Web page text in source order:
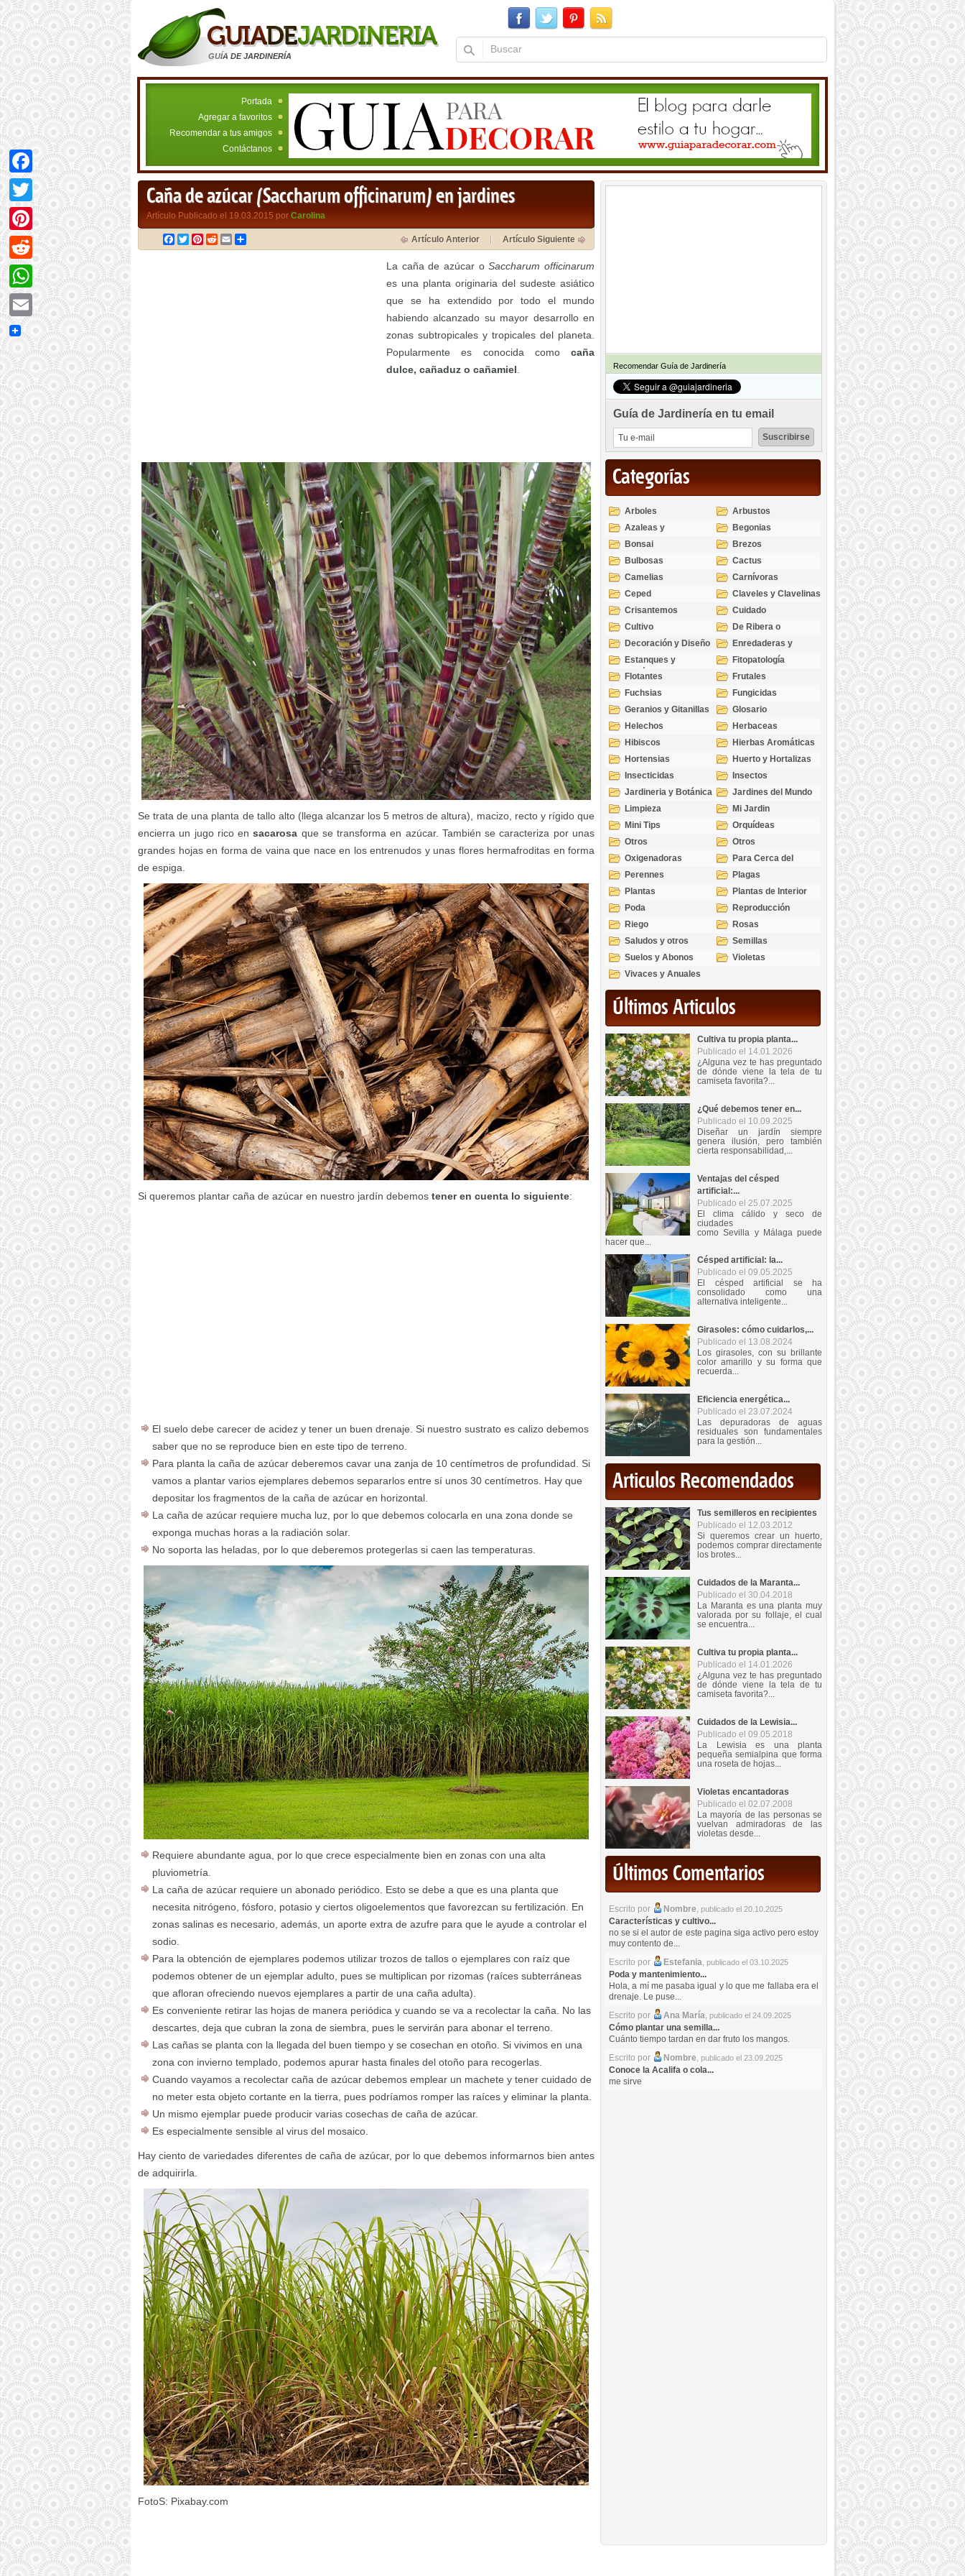
GUÍA DE JARDINERÍA
Portada
Agregar a favoritos
Recomendar a tus amigos
Contáctanos
Caña de azúcar (Saccharum officinarum) en jardines
Artículo Publicado el 19.03.2015 por Carolina
Facebook
TwitterPinterest
RedditEmail Artículo Anterior Artículo Siguiente
La caña de azúcar oSaccharum officinarum
es una planta originaria del sudeste asiático
que se ha extendido por todo el mundo
habiendo alcanzado su mayor desarrollo en
zonas subtropicales y tropicales del planeta.
Popularmente es conocida como caña
dulce, cañaduz o cañamiel
Se trata de una planta de tallo alto (llega alcanzar los 5 metros de altura), macizo, recto y rígido que
encierra un jugo rico ensacarosa que se transforma en azúcar. También se caracteriza por unas
grandes hojas en forma de vaina que nace en los entrenudos y unas flores hermafroditas en forma
de espiga.
Si queremos plantar caña de azúcar en nuestro jardín debemos tener en cuenta lo siguiente:
El suelo debe carecer de acidez y tener un buen drenaje. Si nuestro sustrato es calizo debemos
saber que no se reproduce bien en este tipo de terreno.
Para planta la caña de azúcar deberemos cavar una zanja de 10 centímetros de profundidad. Si
vamos a plantar varios ejemplares debemos separarlos entre sí unos 30 centímetros. Hay que
depositar los fragmentos de la caña de azúcar en horizontal.
La caña de azúcar requiere mucha luz, por lo que debemos colocarla en una zona donde se
exponga muchas horas a la radiación solar.
No soporta las heladas, por lo que deberemos protegerlas si caen las temperaturas.
Requiere abundante agua, por lo que crece especialmente bien en zonas con una alta
pluviometría.
La caña de azúcar requiere un abonado periódico. Esto se debe a que es una planta que
necesita nitrógeno, fósforo, potasio y ciertos oligoelementos que favorezcan su fertilización. En
zonas salinas es necesario, además, un aporte extra de azufre para que le ayude a controlar el
sodio.
Para la obtención de ejemplares podemos utilizar trozos de tallos o ejemplares con raíz que
podemos obtener de un ejemplar adulto, pues se multiplican por rizomas (raíces subterráneas
que afloran ofreciendo nuevos ejemplares a partir de una caña adulta).
Es conveniente retirar las hojas de manera periódica y cuando se va a recolectar la caña. No las
descartes, deja que cubran la zona de siembra, pues le servirán para abonar el terreno.
Las cañas se planta con la llegada del buen tiempo y se cosechan en otoño. Si vivimos en una
zona con invierno templado, podemos apurar hasta finales del otoño para recogerlas.
Cuando vayamos a recolectar caña de azúcar debemos emplear un machete y tener cuidado de
no meter esta objeto cortante en la tierra, pues podríamos romper las raíces y eliminar la planta.
Un mismo ejemplar puede producir varias cosechas de caña de azúcar.
Es especialmente sensible al virus del mosaico.
Hay ciento de variedades diferentes de caña de azúcar, por lo que debemos informarnos bien antes
de adquirirla.
FotoS: Pixabay.com
Recomendar Guía de Jardinería
Guía de Jardinería en tu email
Categorías
Arboles
Arbustos
Azaleas y
Rododendros
Begonias
Bonsai
Brezos
Bulbosas
Cactus
Camelias
Carnívoras
Ceped
Claveles y Clavelinas
Crisantemos
Cuidado
Cultivo
De Ribera o
Palustres
Decoración y Diseño
Enredaderas y
cubresuelos
Estanques y
Acuáticas
Fitopatología
Flotantes
Frutales
Fuchsias
Fungicidas
Geranios y Gitanillas
Glosario
Helechos
Herbaceas
Hibiscos
Hierbas Aromáticas
Hortensias
Huerto y Hortalizas
Insecticidas
Insectos
Jardineria y Botánica
Jardines del Mundo
Limpieza
Mi Jardin
Mini Tips
Orquídeas
Otros
Otros
Oxigenadoras
Para Cerca del
Estanque
Perennes
Plagas
Plantas
Plantas de Interior
Poda
Reproducción
Riego
Rosas
Saludos y otros
temas
Semillas
Suelos y Abonos
Violetas
Vivaces y Anuales
Últimos Articulos
Cultiva tu propia planta...
Publicado el 14.01.2026
¿Alguna vez te has preguntado
de dónde viene la tela de tu
camiseta favorita?...
¿Qué debemos tener en...
Publicado el 10.09.2025
Diseñar un jardín siempre
genera ilusión, pero también
cierta responsabilidad,...
Ventajas del césped
artificial:...
Publicado el 25.07.2025
El clima cálido y seco de
ciudades
como Sevilla y Málaga puede
hacer que...
Césped artificial: la...
Publicado el 09.05.2025
El césped artificial se ha
consolidado como una
alternativa inteligente...
Girasoles: cómo cuidarlos,...
Publicado el 13.08.2024
Los girasoles, con su brillante
color amarillo y su forma que
recuerda...
Eficiencia energética...
Publicado el 23.07.2024
Las depuradoras de aguas
residuales son fundamentales
para la gestión...
Articulos Recomendados
Tus semilleros en recipientes
Publicado el 12.03.2012
Si queremos crear un huerto,
podemos comprar directamente
los brotes...
Cuidados de la Maranta...
Publicado el 30.04.2018
La Maranta es una planta muy
valorada por su follaje, el cual
se encuentra...
Cultiva tu propia planta...
Publicado el 14.01.2026
¿Alguna vez te has preguntado
de dónde viene la tela de tu
camiseta favorita?...
Cuidados de la Lewisia...
Publicado el 09.05.2018
La Lewisia es una planta
pequeña semialpina que forma
una roseta de hojas...
Violetas encantadoras
Publicado el 02.07.2008
La mayoría de las personas se
vuelvan admiradoras de las
violetas desde...
Últimos Comentarios
Escrito por Nombre, publicado el 20.10.2025
Características y cultivo...
no se si el autor de este pagina siga activo pero estoy
muy contento de...
Escrito por
Estefania, publicado el 03.10.2025
Poda y mantenimiento...
Hola, a mí me pasaba igual y lo que me fallaba era el
drenaje. Le puse...
Escrito por
Ana María, publicado el 24.09.2025
Cómo plantar una semilla...
Cuánto tiempo tardan en dar fruto los mangos.
Escrito por
Nombre, publicado el 23.09.2025
Conoce la Acalifa o cola...
me sirve
Facebook
Twitter
Pinterest
Reddit
WhatsApp
Email